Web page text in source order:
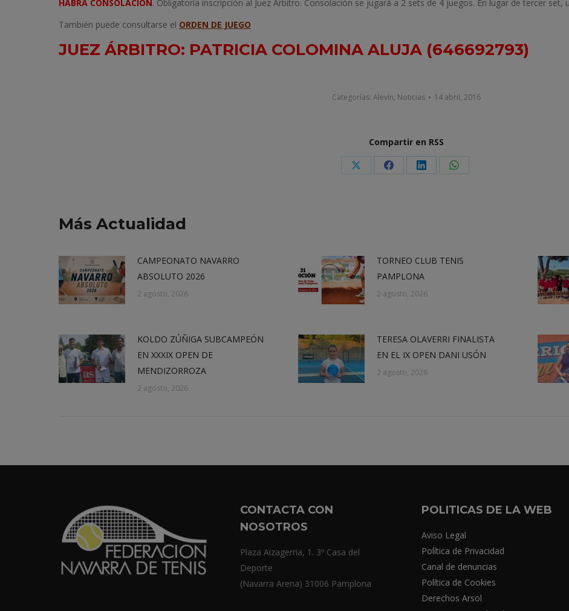
HABRÁ CONSOLACIÓN. Obligatoria inscripción al Juez Árbitro. Consolación se jugará a 2 sets de 4 juegos. En lugar de tercer set,
También puede consultarse el ORDEN DE JUEGO
JUEZ ÁRBITRO: PATRICIA COLOMINA ALUJA (646692793)
Categorías: Alevín, Noticias 14 abril, 2016
Compartir en RSS
Share Share Share Share
Más Actualidad
CAMPEONATO NAVARRO
ABSOLUTO 2026
2 agosto, 2026
TORNEO CLUB TENIS
PAMPLONA
2 agosto, 2026
KOLDO ZÚÑIGA SUBCAMPEÓN
EN XXXIX OPEN DE
MENDIZORROZA
2 agosto, 2026
TERESA OLAVERRI FINALISTA
EN EL IX OPEN DANI USÓN
2 agosto, 2026
CONTACTA CON
NOSOTROS
Plaza Aizagerria, 1. 3º Casa del
Deporte
(Navarra Arena) 31006 Pamplona
POLITICAS DE LA WEB
Aviso Legal
Política de Privacidad
Canal de denuncias
Política de Cookies
Derechos Arsol